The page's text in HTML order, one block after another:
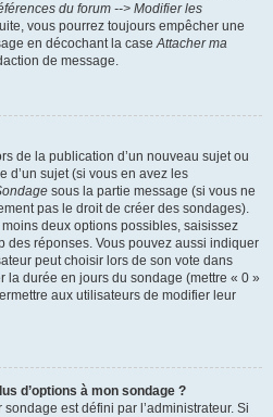
du forum --> Modifier les
vous pourrez toujours empêcher une
en décochant la caseAttacher ma
de message.
de la publication d’un nouveau sujet ou
d’un sujet (si vous en avez les
sous la partie message (si vous ne
pas le droit de créer des sondages).
deux options possibles, saisissez
des réponses. Vous pouvez aussi indiquer
peut choisir lors de son vote dans
la durée en jours du sondage (mettre « 0 »
aux utilisateurs de modifier leur
d’options à mon sondage ?
est défini par l’administrateur. Si